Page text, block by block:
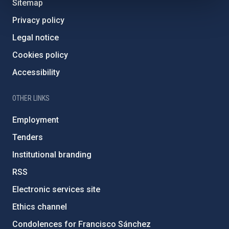
Sitemap
Privacy policy
Legal notice
Cookies policy
Accessibility
OTHER LINKS
Employment
Tenders
Institutional branding
RSS
Electronic services site
Ethics channel
Condolences for Francisco Sánchez